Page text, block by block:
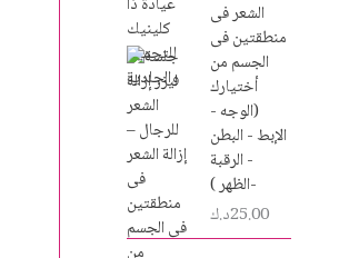
الشعر فى
منطقتين فى
الجسم من
أختيارك
(الوجه -
الإبط - البطن
- الرقبة
-الظهر )
25.00د.ك